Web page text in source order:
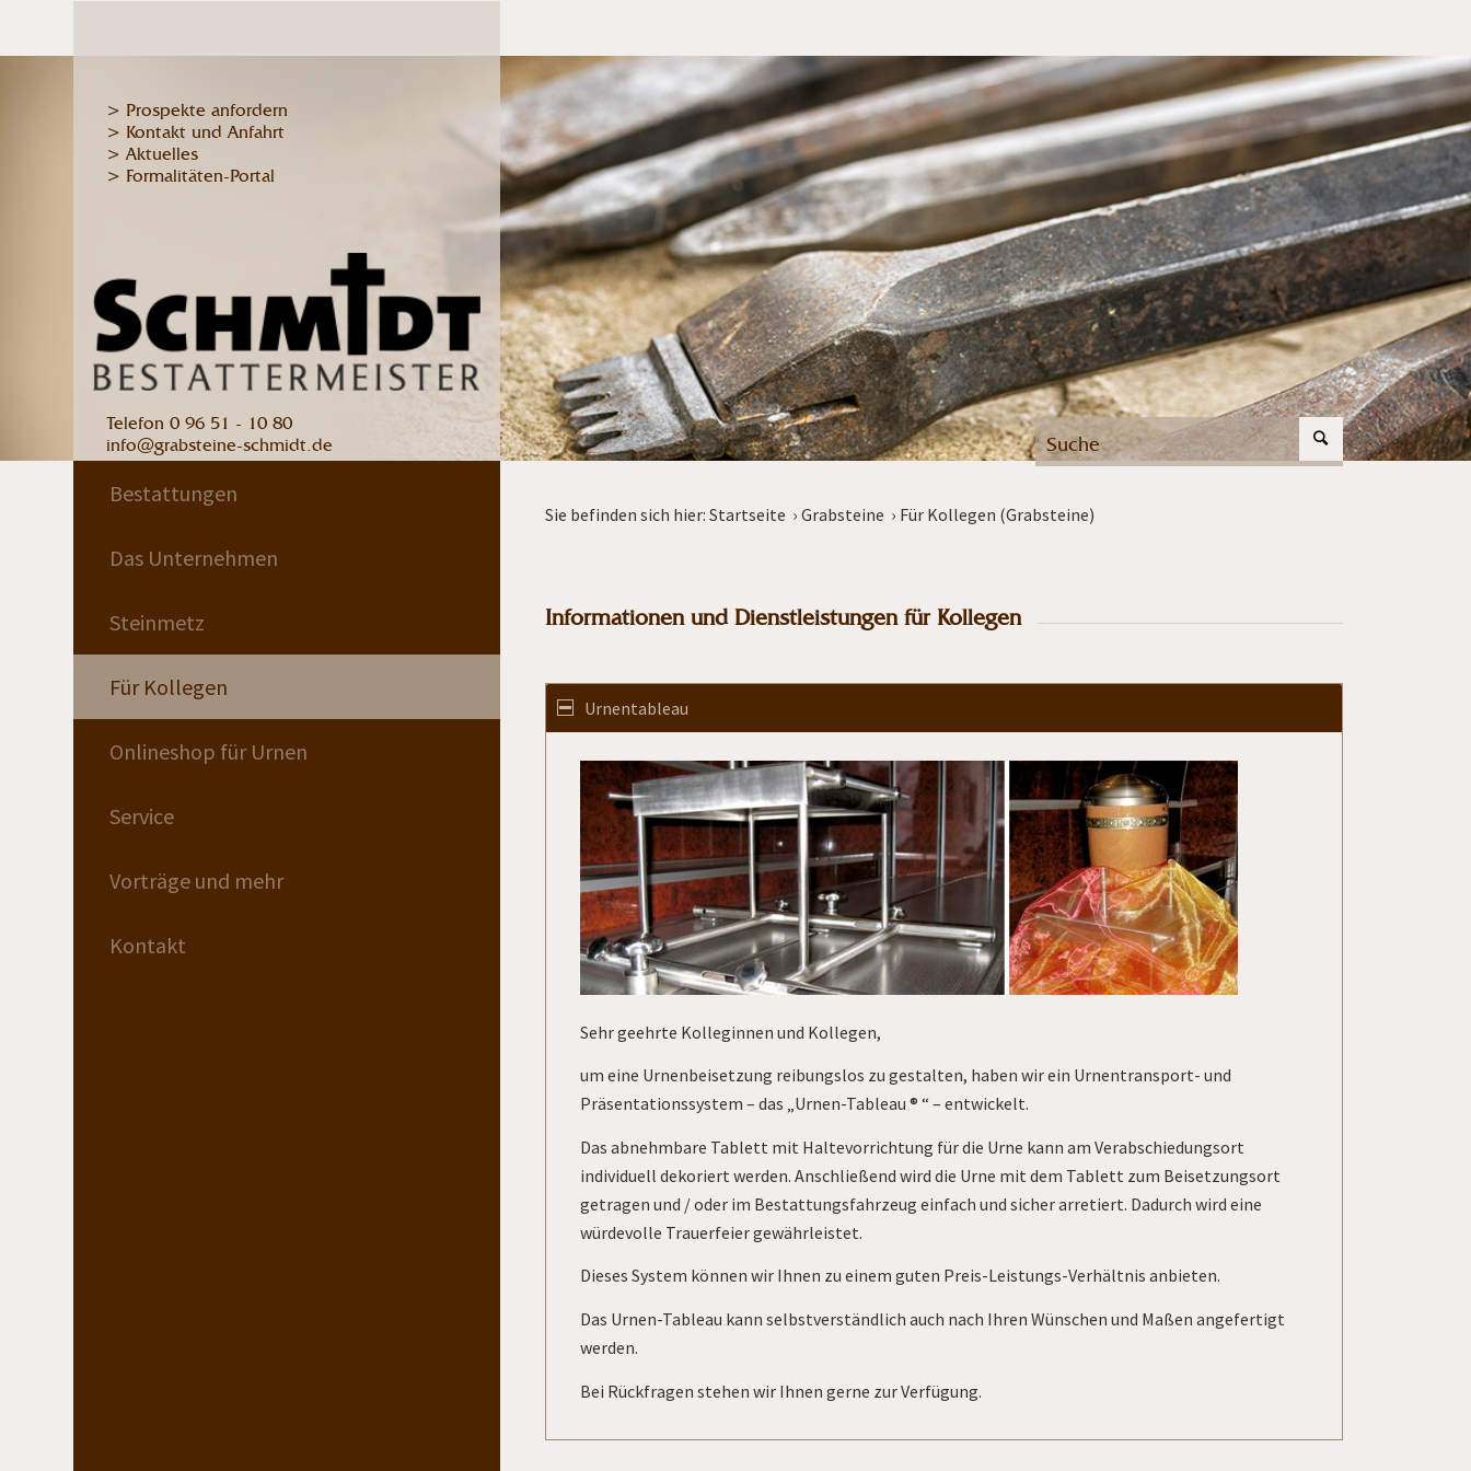
> Prospekte anfordern
> Kontakt und Anfahrt
> Aktuelles
> Formalitäten-Portal
Telefon 0 96 51 - 10 80
info@grabsteine-schmidt.de
Bestattungen
Das Unternehmen
Steinmetz
Für Kollegen
Onlineshop für Urnen
Service
Vorträge und mehr
Kontakt
Sie befinden sich hier: Startseite › Grabsteine › Für Kollegen (Grabsteine)
Informationen und Dienstleistungen für Kollegen
Urnentableau
Sehr geehrte Kolleginnen und Kollegen,
um eine Urnenbeisetzung reibungslos zu gestalten, haben wir ein Urnentransport- und
Präsentationssystem – das „Urnen-Tableau ® “ – entwickelt.
Das abnehmbare Tablett mit Haltevorrichtung für die Urne kann am Verabschiedungsort
individuell dekoriert werden. Anschließend wird die Urne mit dem Tablett zum Beisetzungsort
getragen und / oder im Bestattungsfahrzeug einfach und sicher arretiert. Dadurch wird eine
würdevolle Trauerfeier gewährleistet.
Dieses System können wir Ihnen zu einem guten Preis-Leistungs-Verhältnis anbieten.
Das Urnen-Tableau kann selbstverständlich auch nach Ihren Wünschen und Maßen angefertigt
werden.
Bei Rückfragen stehen wir Ihnen gerne zur Verfügung.